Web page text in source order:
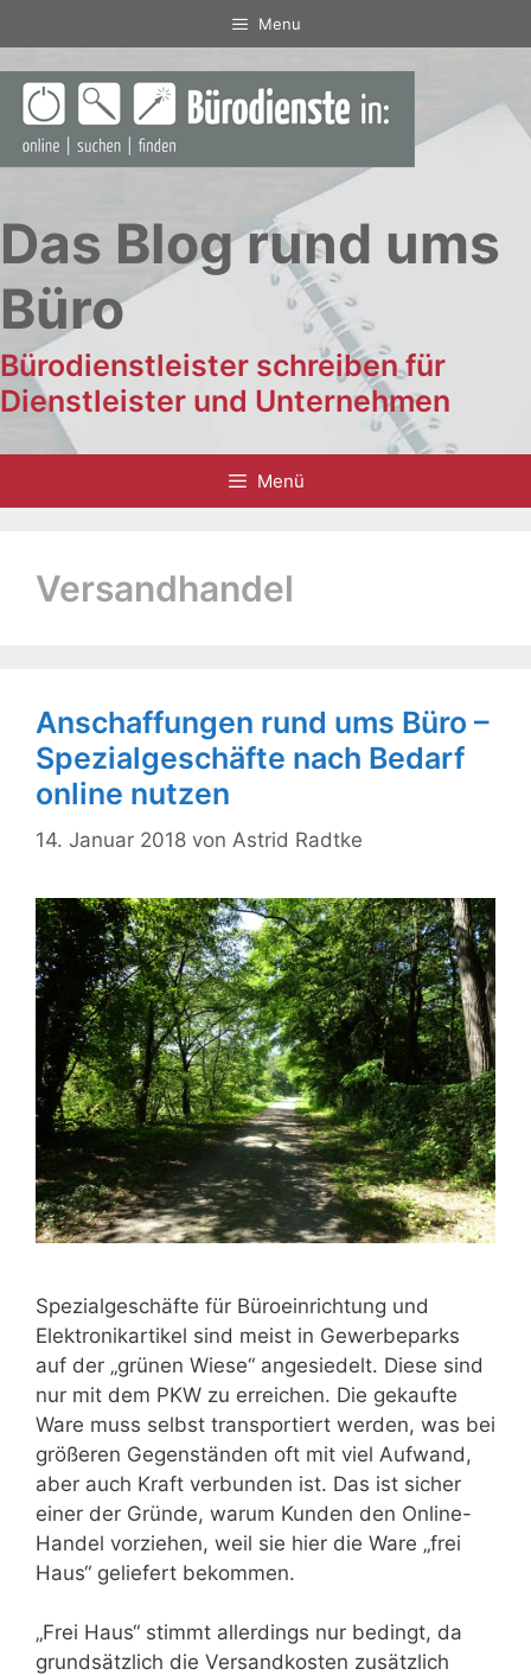
Inhalt
springen
Menu
Das Blog rund ums
Büro
Bürodienstleister schreiben für
Dienstleister und Unternehmen
Menü
Versandhandel
Anschaffungen rund ums Büro –
Spezialgeschäfte nach Bedarf
online nutzen
14. Januar 2018 von Astrid Radtke
Spezialgeschäfte für Büroeinrichtung und
Elektronikartikel sind meist in Gewerbeparks
auf der „grünen Wiese“ angesiedelt. Diese sind
nur mit dem PKW zu erreichen. Die gekaufte
Ware muss selbst transportiert werden, was bei
größeren Gegenständen oft mit viel Aufwand,
aber auch Kraft verbunden ist. Das ist sicher
einer der Gründe, warum Kunden den Online-
Handel vorziehen, weil sie hier die Ware „frei
Haus“ geliefert bekommen.
„Frei Haus“ stimmt allerdings nur bedingt, da
grundsätzlich die Versandkosten zusätzlich